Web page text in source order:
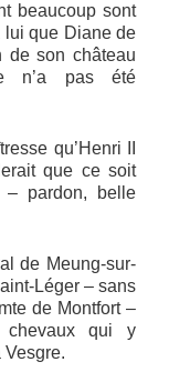
beaucoup sont
lui que Diane de
de son château
n’a pas été
qu’Henri II
que ce soit
– pardon, belle
de Meung-sur-
Léger – sans
de Montfort –
chevaux qui y